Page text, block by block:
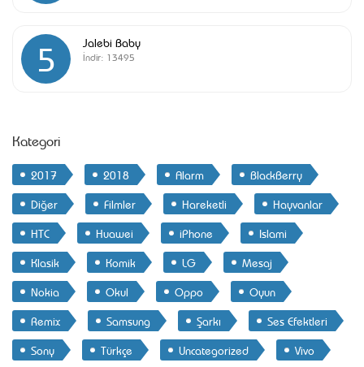
5 Jalebi Baby
İndir: 13495
Kategori
2017 2018 Alarm
BlackBerry
Diğer
Filmler Hareketli
Hayvanlar
HTC
Huawei iPhone
Islami
Klasik
Komik LG
Mesaj
Nokia
Okul Oppo
Oyun
Remix
Samsung Şarkı
Ses Efektleri
Sony
Türkçe Uncategorized Vivo